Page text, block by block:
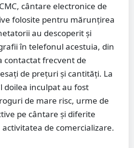
cântare electronice de
folosite pentru mărunțirea
au descoperit și
în telefonul acestuia, din
contactat frecvent de
de prețuri și cantități. La
doilea inculpat au fost
de mare risc, urme de
pe cântare și diferite
de comercializare.